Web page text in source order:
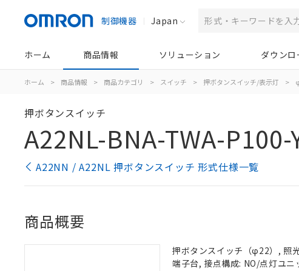
制御機器 Japan
ホーム 商品情報 ソリューション ダウンロ
ホーム > 商品情報 > 商品カテゴリ > スイッチ > 押ボタンスイッチ/表示灯 >
押ボタンスイッチ
A22NL-BNA-TWA-P100-
A22NN / A22NL 押ボタンスイッチ 形式仕様一覧
商品概要
押ボタンスイッチ（φ22）, 照
端子台, 接点構成: NO/点灯ユ